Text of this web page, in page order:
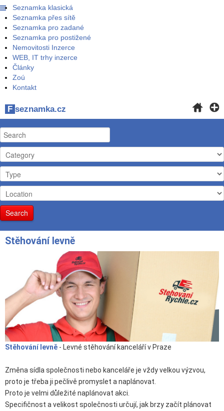
Seznamka klasická
Seznamka přes sítě
Seznamka pro zadané
Seznamka pro postižené
Nemovitosti Inzerce
WEB, IT trhy inzerce
Články
Zoú
Kontakt
F seznamka.cz
Search
Stěhování levně
Stěhování levně - Levné stěhování kanceláří v Praze
Změna sídla společnosti nebo kanceláře je vždy velkou výzvou,
proto je třeba ji pečlivě promyslet a naplánovat.
Proto je velmi důležité naplánovat akci.
Specifičnost a velikost společnosti určují, jak brzy začít plánovat